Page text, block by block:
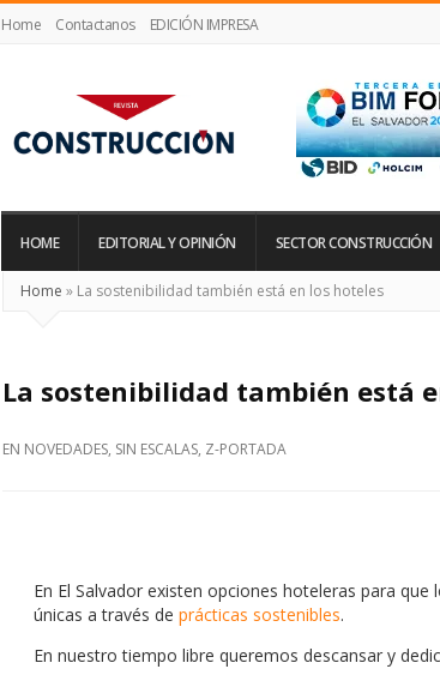
Home Contactanos EDICIÓN IMPRESA
Construcción
HOME EDITORIAL Y OPINIÓN SECTOR CONSTRUCCIÓN
Home » La sostenibilidad también está en los hoteles
La sostenibilidad también está
EN NOVEDADES, SIN ESCALAS, Z-PORTADA
En El Salvador existen opciones hoteleras para que
únicas a través de prácticas sostenibles.
En nuestro tiempo libre queremos descansar y